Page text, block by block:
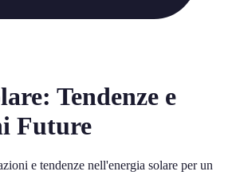
Tendenze e
Future
e tendenze nell'energia solare per un